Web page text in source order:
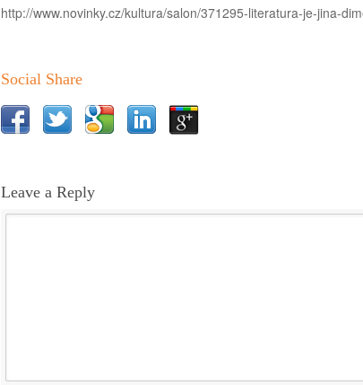
http://www.novinky.cz/kultura/salon/371295-literatura-je-jina-
Social Share
Leave a Reply